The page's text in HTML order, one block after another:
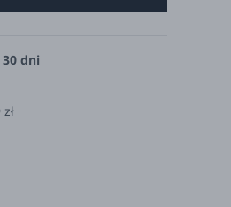
30 dni